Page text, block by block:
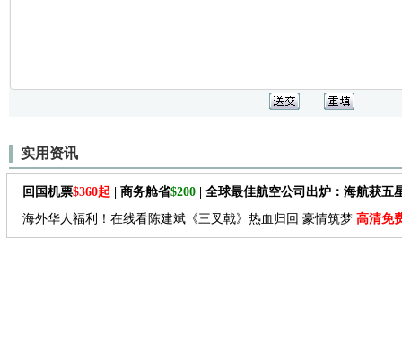
实用资讯
回国机票$360起 | 商务舱省$200 | 全球最佳航空公司出炉：海航获五
海外华人福利！在线看陈建斌《三叉戟》热血归回 豪情筑梦 高清免